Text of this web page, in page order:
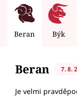
Beran Býk
Beran 7. 8.
Je velmi